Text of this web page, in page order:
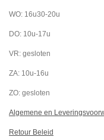
WO: 16u30-20u
DO: 10u-17u
VR: gesloten
ZA: 10u-16u
ZO: gesloten
Algemene en
Retour Beleid